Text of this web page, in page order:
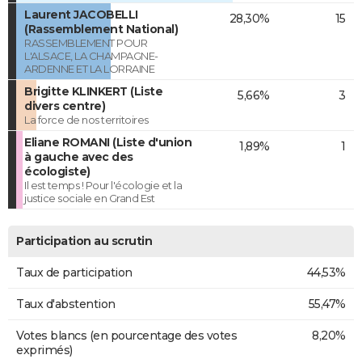
Laurent JACOBELLI
(Rassemblement National)
RASSEMBLEMENT POUR
L'ALSACE, LA CHAMPAGNE-
ARDENNE ET LA LORRAINE
28,30% 15
Brigitte KLINKERT (Liste
divers centre)
La force de nos territoires
5,66% 3
Eliane ROMANI (Liste d'union
à gauche avec des
écologiste)
Il est temps ! Pour l'écologie et la
justice sociale en Grand Est
1,89% 1
Participation au scrutin
Taux de participation 44,53%
Taux d'abstention 55,47%
Votes blancs (en pourcentage des votes
exprimés)
8,20%